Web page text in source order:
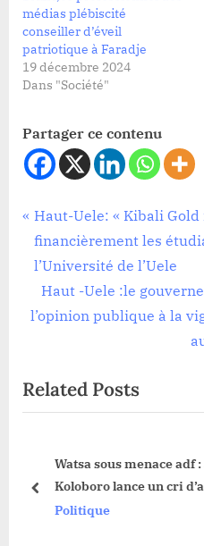
médias plébiscité
conseiller d’éveil
patriotique à Faradje
19 décembre 2024
Dans "Société"
Partager ce contenu
Sécurité
Navigation
de
l’article
P
r
e
i
s
P
t
Haut-Uele: « Kibali Gold
financièrement les
l’Université de l’Uele
N
e
P
o
Haut -Uele :le
l’opinion publique à la
Related Posts
Watsa sous menace adf
Koloboro lance un cri
nationale
Politique
prev